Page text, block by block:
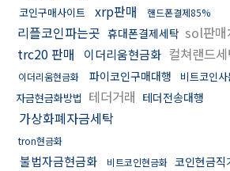
코인구매사이트 xrp판매 핸드폰결제85%
리플코인파는곳 휴대폰결제세탁 sol판매
trc20 판매
이더리움현금화 컬쳐랜드
이더리움현금화 파이코인구매대행 비트코인사
자금현금화방법 테더거래 테더전송대행
가상화폐자금세탁
tron현금화
불법자금현금화 비트코인현금화 코인현금직